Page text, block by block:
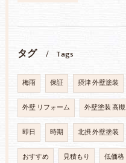
タグ Tags
梅雨 保証 摂津 外壁塗装
外壁 リフォーム 外壁塗装 高槻
即日 時期 北摂 外壁塗装
おすすめ 見積もり 低価格